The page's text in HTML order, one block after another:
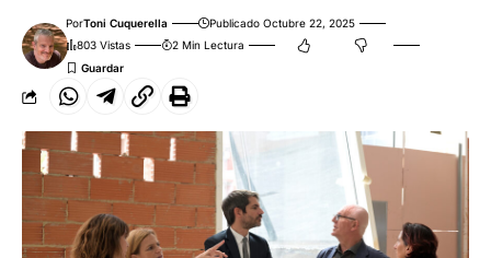
PorToni Cuquerella
Publicado Octubre 22, 2025
803 Vistas
2 Min Lectura